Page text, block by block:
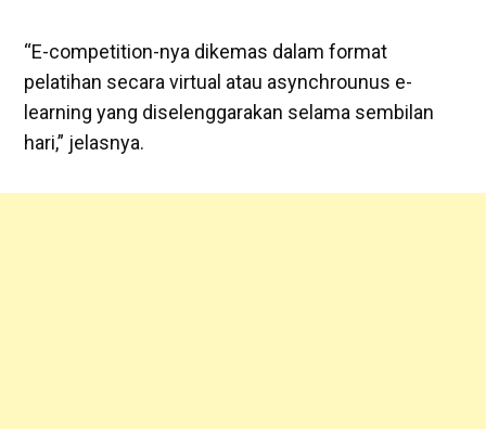
“E-competition-nya dikemas dalam format
pelatihan secara virtual atau asynchrounus e-
learning yang diselenggarakan selama sembilan
hari,” jelasnya.